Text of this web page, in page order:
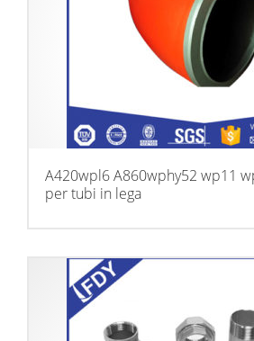
A420wpl6 A860wphy52 wp11
per tubi in lega